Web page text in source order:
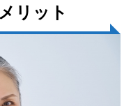
リット